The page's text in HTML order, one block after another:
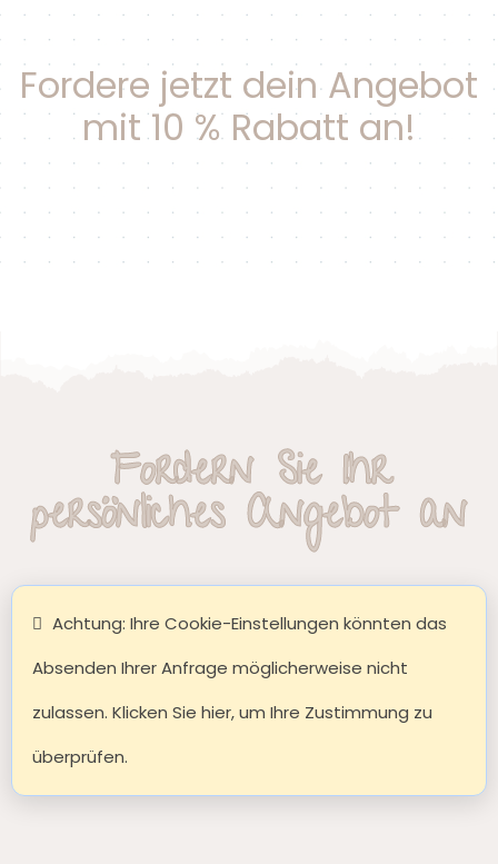
Fordere jetzt dein Angebot
mit 10 % Rabatt an!
Fordern Sie Ihr
persönliches Angebot an
Achtung: Ihre Cookie-Einstellungen könnten das
Absenden Ihrer Anfrage möglicherweise nicht
zulassen. Klicken Sie hier, um Ihre Zustimmung zu
überprüfen.